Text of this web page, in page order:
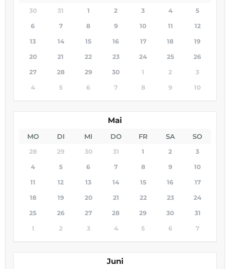
30 31 1 2 3 4
5
6
7 8 9 10 11
12
13
14 15 16 17 18
19
20
21 22 23 24 25
26
27
28 29 30 1 2
3
4
5 6 7 8 9 10
Mai
MO DI MI DO FR SA SO
28 29 30 31 1 2
3
4
5 6 7 8 9
10
11
12 13 14 15 16
17
18
19 20 21 22 23
24
25
26 27 28 29 30
31
1
2 3 4 5 6 7
Juni